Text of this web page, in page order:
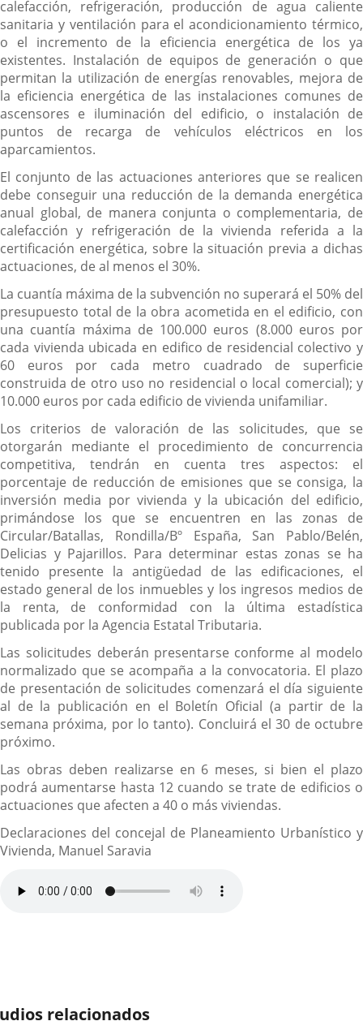
calefacción, refrigeración, producción de agua caliente
sanitaria y ventilación para el acondicionamiento térmico,
o el incremento de la eficiencia energética de los ya
existentes. Instalación de equipos de generación o que
permitan la utilización de energías renovables, mejora de
la eficiencia energética de las instalaciones comunes de
ascensores e iluminación del edificio, o instalación de
puntos de recarga de vehículos eléctricos en los
aparcamientos.
El conjunto de las actuaciones anteriores que se realicen
debe conseguir una reducción de la demanda energética
anual global, de manera conjunta o complementaria, de
calefacción y refrigeración de la vivienda referida a la
certificación energética, sobre la situación previa a dichas
actuaciones, de al menos el 30%.
La cuantía máxima de la subvención no superará el 50% del
presupuesto total de la obra acometida en el edificio, con
una cuantía máxima de 100.000 euros (8.000 euros por
cada vivienda ubicada en edifico de residencial colectivo y
60 euros por cada metro cuadrado de superficie
construida de otro uso no residencial o local comercial); y
10.000 euros por cada edificio de vivienda unifamiliar.
Los criterios de valoración de las solicitudes, que se
otorgarán mediante el procedimiento de concurrencia
competitiva, tendrán en cuenta tres aspectos: el
porcentaje de reducción de emisiones que se consiga, la
inversión media por vivienda y la ubicación del edificio,
primándose los que se encuentren en las zonas de
Circular/Batallas, Rondilla/Bº España, San Pablo/Belén,
Delicias y Pajarillos. Para determinar estas zonas se ha
tenido presente la antigüedad de las edificaciones, el
estado general de los inmuebles y los ingresos medios de
la renta, de conformidad con la última estadística
publicada por la Agencia Estatal Tributaria.
Las solicitudes deberán presentarse conforme al modelo
normalizado que se acompaña a la convocatoria. El plazo
de presentación de solicitudes comenzará el día siguiente
al de la publicación en el Boletín Oficial (a partir de la
semana próxima, por lo tanto). Concluirá el 30 de octubre
próximo.
Las obras deben realizarse en 6 meses, si bien el plazo
podrá aumentarse hasta 12 cuando se trate de edificios o
actuaciones que afecten a 40 o más viviendas.
Declaraciones del concejal de Planeamiento Urbanístico y
Vivienda, Manuel Saravia
relacionados